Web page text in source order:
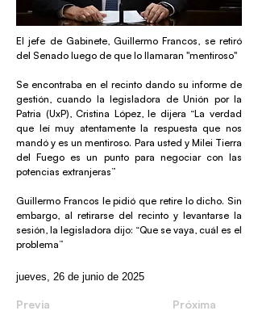
El jefe de Gabinete, Guillermo Francos, se retiró
del Senado luego de que lo llamaran "mentiroso"
Se encontraba en el recinto dando su informe de
gestión, cuando la legisladora de Unión por la
Patria (UxP), Cristina López, le dijera “La verdad
que leí muy atentamente la respuesta que nos
mandó y es un mentiroso. Para usted y Milei Tierra
del Fuego es un punto para negociar con las
potencias extranjeras”
Guillermo Francos le pidió que retire lo dicho. Sin
embargo, al retirarse del recinto y levantarse la
sesión, la legisladora dijo: “Que se vaya, cuál es el
problema”
jueves, 26 de junio de 2025
Previa Próxima